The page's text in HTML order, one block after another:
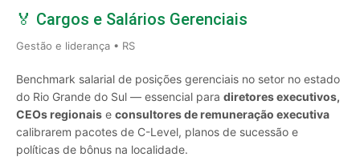
🏅 Cargos e Salários Gerenciais
Gestão e liderança • RS
Benchmark salarial de posições gerenciais no setor no estado
do Rio Grande do Sul — essencial para diretores executivos,
CEOs regionais e consultores de remuneração executiva
calibrarem pacotes de C-Level, planos de sucessão e
políticas de bônus na localidade.